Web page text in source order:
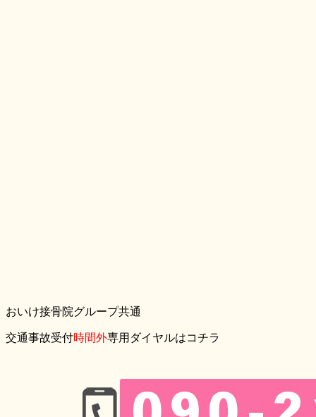
おいけ接骨院グループ共通
交通事故受付時間外専用ダイヤルはコチラ